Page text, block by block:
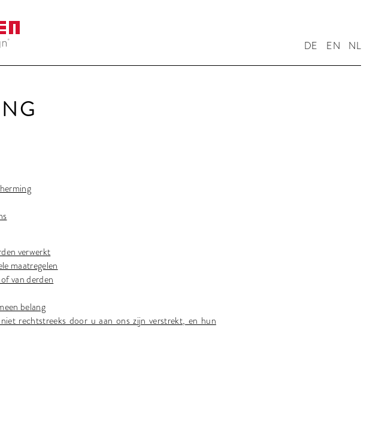
DE EN NL
verwerkt
maatregelen
van derden
belang
rechtstreeks door u aan ons zijn verstrekt, en hun